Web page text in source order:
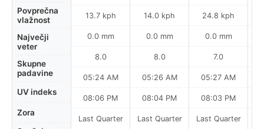
Povprečna
vlažnost
Največji
veter
Skupne
padavine
UV indeks
Zora
13.7 kph
0.0 mm
8.0
05:24 AM
08:06 PM
Last Quarter
14.0 kph
0.0 mm
8.0
05:26 AM
08:04 PM
Last Quarter
24.8 kph
0.0 mm
7.0
05:27 AM
08:03 PM
Last Quarter